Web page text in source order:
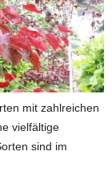
mit zahlreichen
vielfältige
sind im